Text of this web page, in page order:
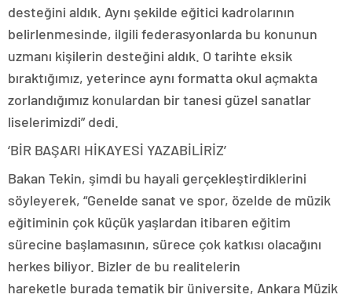
desteğini aldık. Aynı şekilde eğitici kadrolarının
belirlenmesinde, ilgili federasyonlarda bu konunun
uzmanı kişilerin desteğini aldık. O tarihte eksik
bıraktığımız, yeterince aynı formatta okul açmakta
zorlandığımız konulardan bir tanesi güzel sanatlar
liselerimizdi” dedi.
‘BİR BAŞARI HİKAYESİ YAZABİLİRİZ’
Bakan Tekin, şimdi bu hayali gerçekleştirdiklerini
söyleyerek, “Genelde sanat ve spor, özelde de müzik
eğitiminin çok küçük yaşlardan itibaren eğitim
sürecine başlamasının, sürece çok katkısı olacağını
herkes biliyor. Bizler de bu realitelerin
hareketle burada tematik bir üniversite, Ankara Müzik